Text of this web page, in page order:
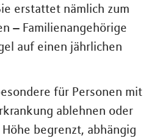
erstattet nämlich zum
– Familienangehörige
auf einen jährlichen
für Personen mit
ablehnen oder
begrenzt, abhängig